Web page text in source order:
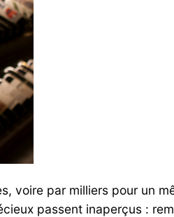
voire par milliers pour un
passent inaperçus :